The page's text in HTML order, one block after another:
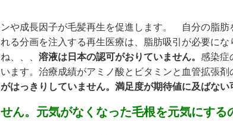
や成長因子が毛髪再生を促進します。 自分の脂肪
る分画を注入する再生医療は、脂肪吸引が必要にな
、、、 溶液は日本の認可がおりていません。 感染症
ます。治療成績がアミノ酸とビタミンと血管拡張剤
はっきりしていません。満足度が期待値に及ばない
ん。元気がなくなった毛根を元気にする